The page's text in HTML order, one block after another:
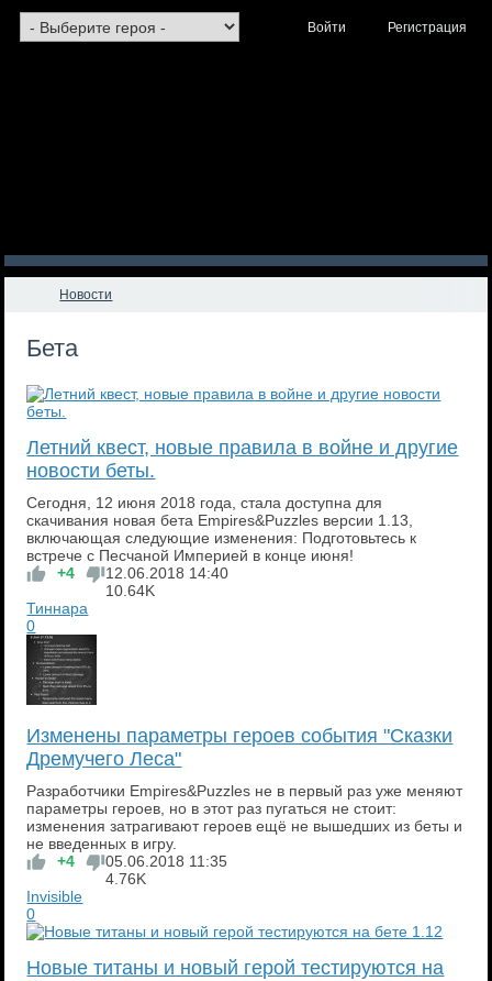
Войти Регистрация
Новости
Бета
Летний квест, новые правила в войне и другие
новости беты.
Сегодня, 12 июня 2018 года, стала доступна для
скачивания новая бета Empires&Puzzles версии 1.13,
включающая следующие изменения: Подготовьтесь к
встрече с Песчаной Империей в конце июня!
+4
12.06.2018 14:40
10.64K
Тиннара
0
Изменены параметры героев события "Сказки
Дремучего Леса"
Разработчики Empires&Puzzles не в первый раз уже меняют
параметры героев, но в этот раз пугаться не стоит:
изменения затрагивают героев ещё не вышедших из беты и
не введенных в игру.
+4
05.06.2018 11:35
4.76K
Invisible
0
Новые титаны и новый герой тестируются на